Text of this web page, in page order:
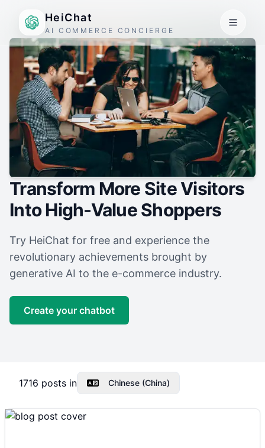
HeiChat
AI COMMERCE CONCIERGE
Transform More Site Visitors
Into High-Value Shoppers
Try HeiChat for free and experience the
revolutionary achievements brought by
generative AI to the e-commerce industry.
Create your chatbot
1716 posts in Chinese (China)